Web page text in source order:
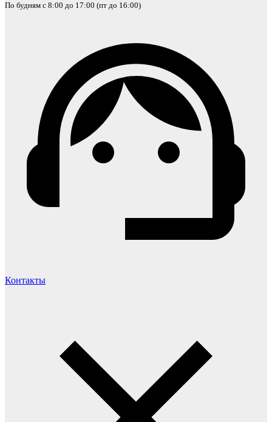
По будням с 8:00 до 17:00 (пт до 16:00)
Контакты